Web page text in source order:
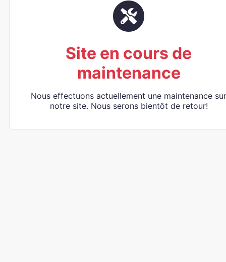
Site en cours de
maintenance
Nous effectuons actuellement une maintenance sur
notre site. Nous serons bientôt de retour!